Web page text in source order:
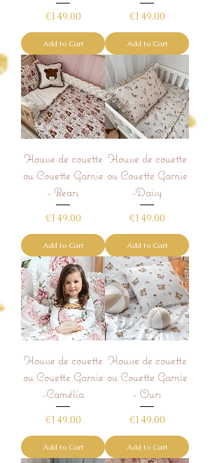
Price
€149.00
Add to Cart
Price
€149.00
Add to Cart
Housse de couette
ou Couette Garnie
- Bears
Price
€149.00
Add to Cart
Housse de couette
ou Couette Garnie
-Daisy
Price
€149.00
Add to Cart
Housse de couette
ou Couette Garnie
-Camélia
Price
€149.00
Add to Cart
Housse de couette
ou Couette Garnie
- Ours
Price
€149.00
Add to Cart